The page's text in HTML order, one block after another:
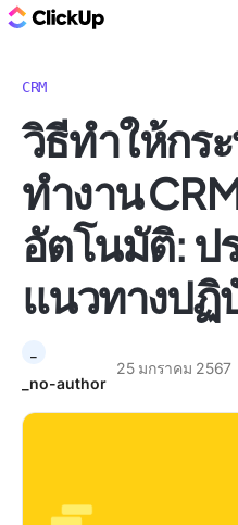
CRM
วิธีทำให้กร
ทำงาน
อัตโนมัติ: ป
แนวทางป
_no-author
25 มกราคม 2567